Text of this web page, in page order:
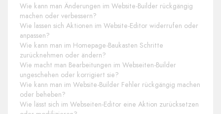
Wie kann man Änderungen im Website-Builder rückgängig
machen oder verbessern?
Wie lassen sich Aktionen im Website-Editor widerrufen oder
anpassen?
Wie kann man im Homepage-Baukasten Schritte
zurücknehmen oder ändern?
Wie macht man Bearbeitungen im Webseiten-Builder
ungeschehen oder korrigiert sie?
Wie kann man im Website-Builder Fehler rückgängig machen
oder beheben?
Wie lässt sich im Webseiten-Editor eine Aktion zurücksetzen